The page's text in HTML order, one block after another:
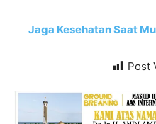
Jaga Kesehatan Saat
Post